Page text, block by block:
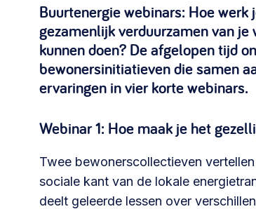
Buurtenergie webinars: Hoe
gezamenlijk verduurzamen van
kunnen doen? De afgelopen tijd
bewonersinitiatieven die samen
ervaringen in vier korte webinars.
Webinar 1: Hoe maak je het
Twee bewonerscollectieven
sociale kant van de lokale
deelt geleerde lessen over